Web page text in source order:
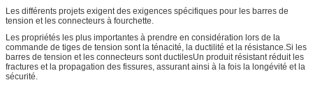
Les différents projets exigent des exigences spécifiques pour les barres de
tension et les connecteurs à fourchette.
Les propriétés les plus importantes à prendre en considération lors de la
commande de tiges de tension sont la ténacité, la ductilité et la résistance.Si les
barres de tension et les connecteurs sont ductilesUn produit résistant réduit les
fractures et la propagation des fissures, assurant ainsi à la fois la longévité et la
sécurité.